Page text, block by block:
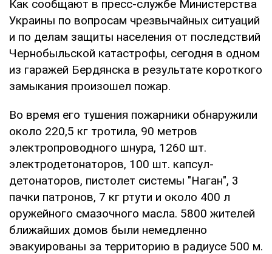
Как сообщают в пресс-службе Министерства
Украины по вопросам чрезвычайных ситуаций
и по делам защиты населения от последствий
Чернобыльской катастрофы, сегодня в одном
из гаражей Бердянска в результате короткого
замыкания произошел пожар.
Во время его тушения пожарники обнаружили
около 220,5 кг тротила, 90 метров
электропроводного шнура, 1260 шт.
электродетонаторов, 100 шт. капсул-
детонаторов, пистолет системы "Наган", 3
пачки патронов, 7 кг ртути и около 400 л
оружейного смазочного масла. 5800 жителей
ближайших домов были немедленно
эвакуированы за территорию в радиусе 500 м.